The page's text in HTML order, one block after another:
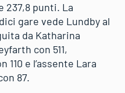
237,8 punti. La
gare vede Lundby al
da Katharina
con 511,
e l’assente Lara
87.